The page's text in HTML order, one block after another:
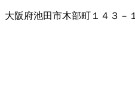
大阪府池田市木部町１４３－１